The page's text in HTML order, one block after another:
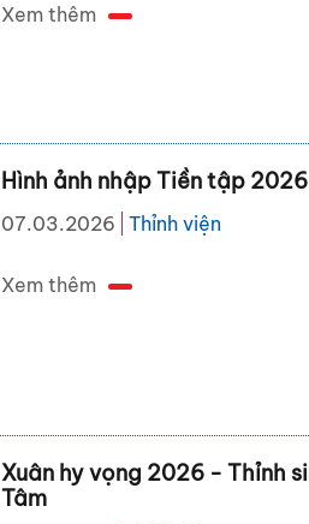
Xem thêm
Hình ảnh nhập Tiền tập 2026
07.03.2026 Thỉnh viện
Xem thêm
Xuân hy vọng 2026 - Thỉnh
Tâm